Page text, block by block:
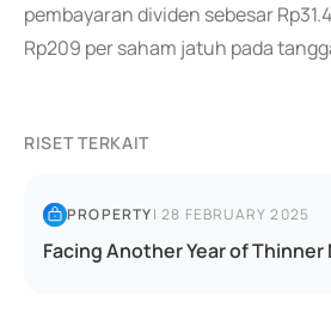
pembayaran dividen sebesar
Rp209 per saham jatuh pada
RISET TERKAIT
PROPERTY|28 FEBRUARY 2025
Facing Another Year of Thinner